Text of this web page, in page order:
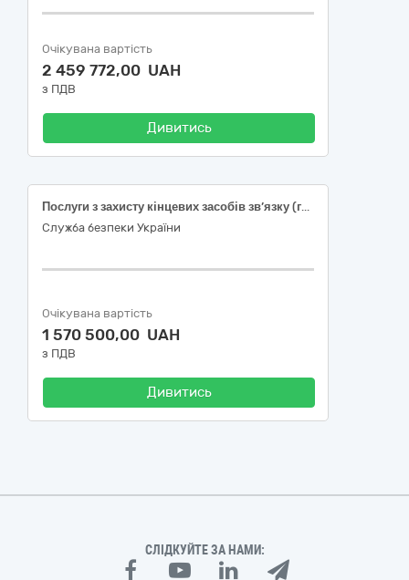
Очікувана вартість
2 459 772,00 UAH
з ПДВ
Дивитись
Послуги з захисту кінцевих засобів зв’язку (групових відеотерміналів)
Служба безпеки України
Очікувана вартість
1 570 500,00 UAH
з ПДВ
Дивитись
СЛІДКУЙТЕ ЗА НАМИ: